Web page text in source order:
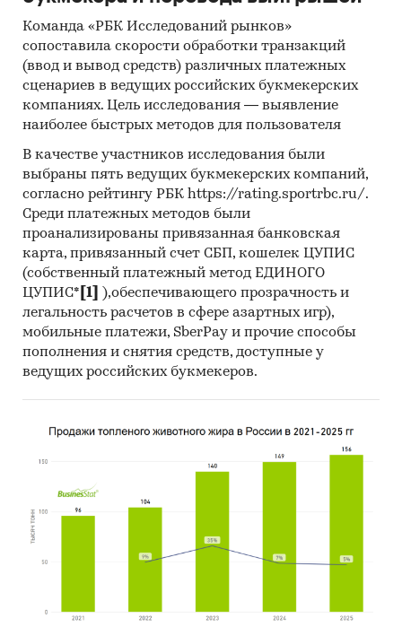
Порталы раскрытия информации
(отчетность открытых акционерных
обществ).
(добавление новых пунктов в содержание) и/
или оперативное обновление отчета и его
актуализация.
Категории: Промышленность / Электроника
Навигационные приборы
Транспорт и логистика / Транспортная
инфраструктура / Навигация
IT и телекоммуникации / Навигация
Россия
Команда «РБК Исследований рынков»
сопоставила скорости обработки транзакций
(ввод и вывод средств) различных платежных
сценариев в ведущих российских букмекерских
компаниях. Цель исследования — выявление
наиболее быстрых методов для пользователя
В качестве участников исследования были
выбраны пять ведущих букмекерских компаний,
согласно рейтингу РБК https://rating.sportrbc.ru/.
Среди платежных методов были
проанализированы привязанная банковская
карта, привязанный счет СБП, кошелек ЦУПИС
(собственный платежный метод ЕДИНОГО
ЦУПИС* [1]
),обеспечивающего прозрачность и
легальность расчетов в сфере азартных игр),
мобильные платежи, SberPay и прочие способы
пополнения и снятия средств, доступные у
ведущих российских букмекеров.